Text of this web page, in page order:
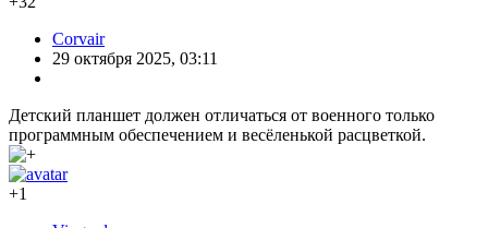
Corvair
29 октября 2025, 03:11
Детский планшет должен отличаться от военного только
программным обеспечением и весёленькой расцветкой.
+1